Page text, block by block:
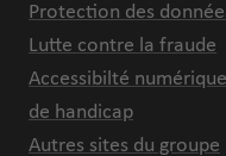
Protection des
Lutte contre la fraude
Accessibilté
de handicap
Autres sites du groupe